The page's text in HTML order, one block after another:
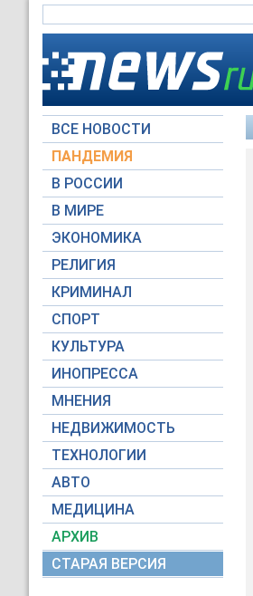
ВСЕ НОВОСТИ
ПАНДЕМИЯ
В РОССИИ
В МИРЕ
ЭКОНОМИКА
РЕЛИГИЯ
КРИМИНАЛ
СПОРТ
КУЛЬТУРА
ИНОПРЕССА
МНЕНИЯ
НЕДВИЖИМОСТЬ
ТЕХНОЛОГИИ
АВТО
МЕДИЦИНА
АРХИВ
СТАРАЯ ВЕРСИЯ